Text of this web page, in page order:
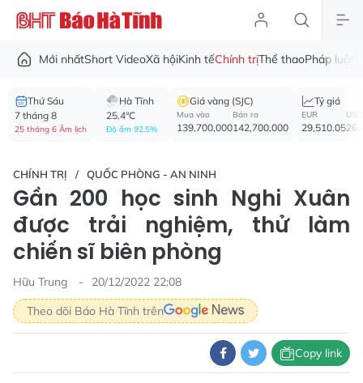
Mới nhấtShort VideoXã hộiKinh tếChính trịThể thaoPháp luật
Thứ Sáu
7 tháng 8
25 tháng 6 Âm lịch
Hà Tĩnh
25.4°C
Độ ẩm 92.5%
Giá vàng (SJC)
Mua vào
139,700,000
Bán ra
142,700,000
Tỷ giá
EUR
29,510.05
USD
CHÍNH TRỊ QUỐC PHÒNG - AN NINH
Gần 200 học sinh Nghi Xuân
được trải nghiệm, thử làm
chiến sĩ biên phòng
Hữu Trung
20/12/2022 22:08
Theo dõi Báo Hà Tĩnh trên
Copy link